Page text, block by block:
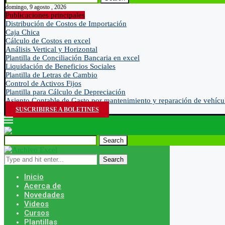
domingo, 9 agosto , 2026
Publicaciones principales
Distribución de Costos de Importación
Caja Chica
Cálculo de Costos en excel
Análisis Vertical y Horizontal
Plantilla de Conciliación Bancaria en excel
Liquidación de Beneficios Sociales
Plantilla de Letras de Cambio
Control de Activos Fijos
Plantilla para Cálculo de Depreciación
Asiento Contable de Gasto por mantenimiento y reparación de
SUSCRIBIRSE A BOLETINES
Search
Search
Inicio
Acerca de
Novedades
Videos
Cursos
Plantillas